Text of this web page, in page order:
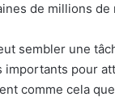
de millions
sembler une
pour
comme cela